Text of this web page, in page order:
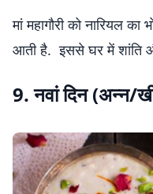
मां महागौरी को नारियल
आती है. इससे घर में शांति
9. नवां दिन (अन्न/